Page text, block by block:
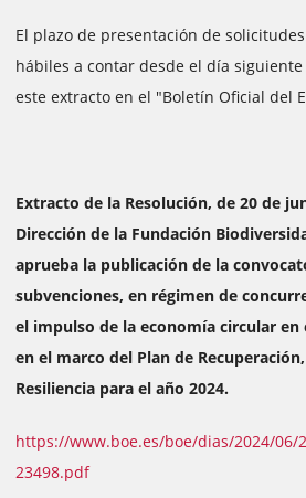
El plazo de presentación de
hábiles a contar desde el día
este extracto en el "Boletín Oficial del
Extracto de la Resolución, de 20 de
Dirección de la Fundación
aprueba la publicación de la
subvenciones, en régimen de
el impulso de la economía circular en
en el marco del Plan de
Resiliencia para el año 2024.
https://www.boe.es/boe/dias/2024/06/
23498.pdf